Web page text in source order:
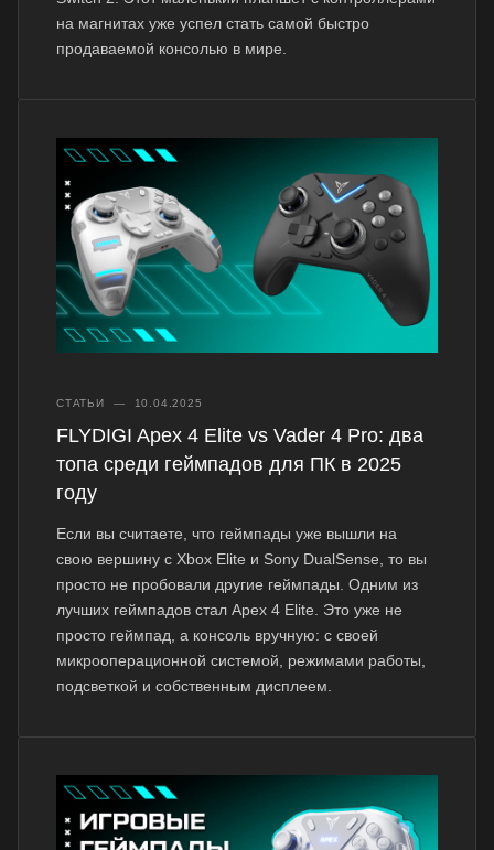
на магнитах уже успел стать самой быстро
продаваемой консолью в мире.
СТАТЬИ — 10.04.2025
FLYDIGI Apex 4 Elite vs Vader 4 Pro: два
топа среди геймпадов для ПК в 2025
году
Если вы считаете, что геймпады уже вышли на
свою вершину с Xbox Elite и Sony DualSense, то вы
просто не пробовали другие геймпады. Одним из
лучших геймпадов стал Apex 4 Elite. Это уже не
просто геймпад, а консоль вручную: с своей
микрооперационной системой, режимами работы,
подсветкой и собственным дисплеем.